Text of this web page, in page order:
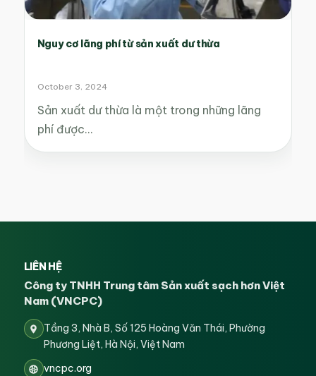
Nguy cơ lãng phí từ sản xuất dư thừa
October 3, 2024
Sản xuất dư thừa là một trong những lãng
phí được…
LIÊN HỆ
Công ty TNHH Trung tâm Sản xuất sạch hơn Việt
Nam (VNCPC)
Tầng 3, Nhà B, Số 125 Hoàng Văn Thái, Phường
Phương Liệt, Hà Nội, Việt Nam
vncpc.org